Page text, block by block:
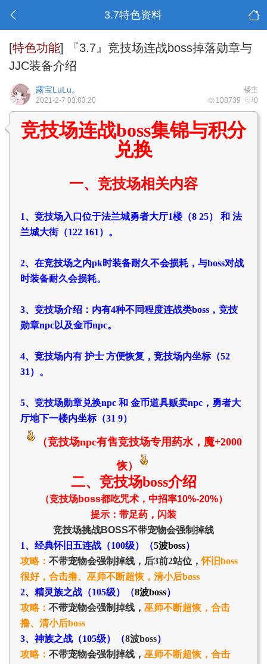
3.7特色资料
[特色功能]
『3.7』竞技场连战boss掉落勋章与
JJC装备介绍
楼主
露宝LuLu。
108739 0
2021-2-7 03:03:20
竞技场连战boss集锦与积分
兑换
一、竞技场相关内容
1、竞技场入口位于法兰城勇者大厅1楼（8 25） 和 法
兰城大街（122 161）。
2、在竞技场之内pk时装备耐久不会损耗，与boss对战
时装备耐久会损耗。
3、竞技场介绍：内有4种不同程度连战类boss，竞技
勋章npc以及金币npc。
4、竞技场内有 护士 方便恢复，竞技场内坐标（52
31）。
5、竞技场勋章兑换npc 和 金币道具贩卖npc，勇者大
厅地下一楼内坐标（31 9）
（竞技场npc有售竞技场专用药水，魔+2000
恢）
二、竞技场boss介绍
（竞技场boss都吃咒术，中招率10%-20%）
提示：带足药，闪装
竞技场挑战BOSS不带宠物会强制掉线
1、经典怀旧五连战（100级）（5波boss）
攻略： 不带宠物会强制掉线，后3前2站位，怀旧boss
很好， 合击撸、 巫师不断超恢， 清小后boss
2、精灵族之战（105级）（8波boss）
攻略： 不带宠物会强制掉线， 巫师不断超恢， 合击
撸、 清小后boss
3、神族之战（105级）（8波boss）
攻略： 不带宠物会强制掉线， 巫师不断超恢， 合击